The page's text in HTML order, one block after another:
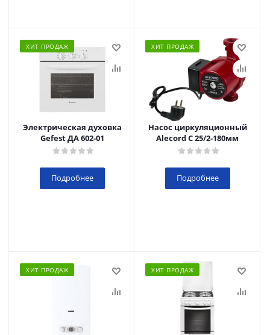
ХИТ ПРОДАЖ
Электрическая духовка
Gefest ДА 602-01
Подробнее
ХИТ ПРОДАЖ
Насос циркуляционный
Alecord C 25/2-180мм
Подробнее
ХИТ ПРОДАЖ ХИТ ПРОДАЖ